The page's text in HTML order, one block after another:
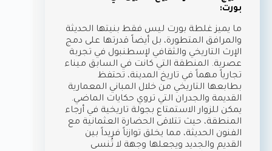
بورت:
ما يميز غلطة بورت ليس فقط بنيتها الحديثة
والمرافق المتطورة، بل أيضاً قدرتها على دمج
الإرث التاريخي والثقافي لإسطنبول في تجربة
عصرية. المنطقة التي كانت في السابق ميناء
تجارياً مهماً في تاريخ المدينة، تحتفظ
بطابعها التاريخي من خلال المباني المعمارية
القديمة والجدران التي تروي حكايات الماضي.
يمكن للزوار الاستمتاع بجولة تاريخية في أرجاء
المنطقة، حيث تتلاقى الحضارة العثمانية مع
الفنون الحديثة، مما يخلق توازناً فريداً بين
القديم والجديد ويجعلها وجهة لا تُنسى